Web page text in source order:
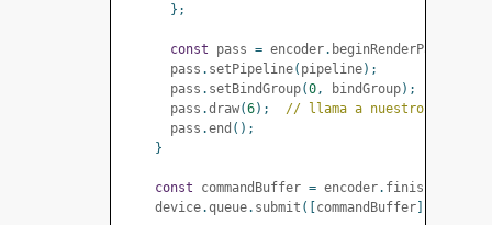
};
const pass = encoder. beginRenderPass
      pass
. setPipeline( pipeline);
      pass
. setBindGroup(0, bindGroup);
      pass
.draw(6);
// llama a nuestro vertex
      pass
.end ();
}
const commandBuffer = encoder. finish
    device
.queue. submit ([ commandBuffer